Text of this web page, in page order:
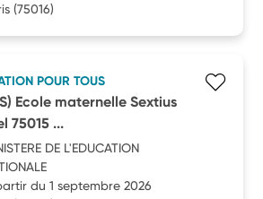
(75016)
POUR TOUS
Ecole maternelle Sextius
75015 ...
DE L'EDUCATION
du 1 septembre 2026